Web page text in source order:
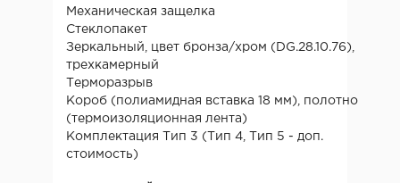
Механическая защелка
Стеклопакет
Зеркальный, цвет бронза/хром (DG.28.10.76),
трехкамерный
Терморазрыв
Короб (полиамидная вставка 18 мм), полотно
(термоизоляционная лента)
Комплектация Тип 3 (Тип 4, Тип 5 - доп.
стоимость)